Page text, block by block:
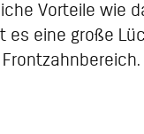
Vorteile wie
es eine große